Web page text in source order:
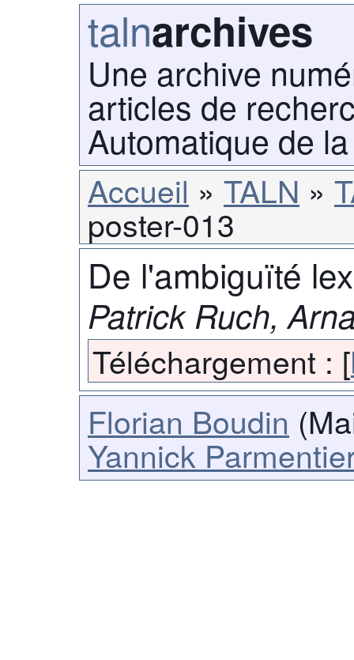
talnarchives
Une archive
articles de
Automatique de
Accueil TALN
poster-013
De l'ambiguïté
Patrick Ruch,
Téléchargement : [
Florian Boudin
Yannick